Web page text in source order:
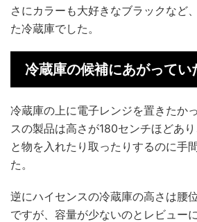
さにカラーも大好きなブラックなど
た冷蔵庫でした。
冷蔵庫の候補にあがってい
冷蔵庫の上に電子レンジを置きたか
スの製品は高さが180センチほどあ
と物を入れたり取ったりするのに手
た。
逆にハイセンスの冷蔵庫の高さは腰
ですが、容量が少ないのとレビュー